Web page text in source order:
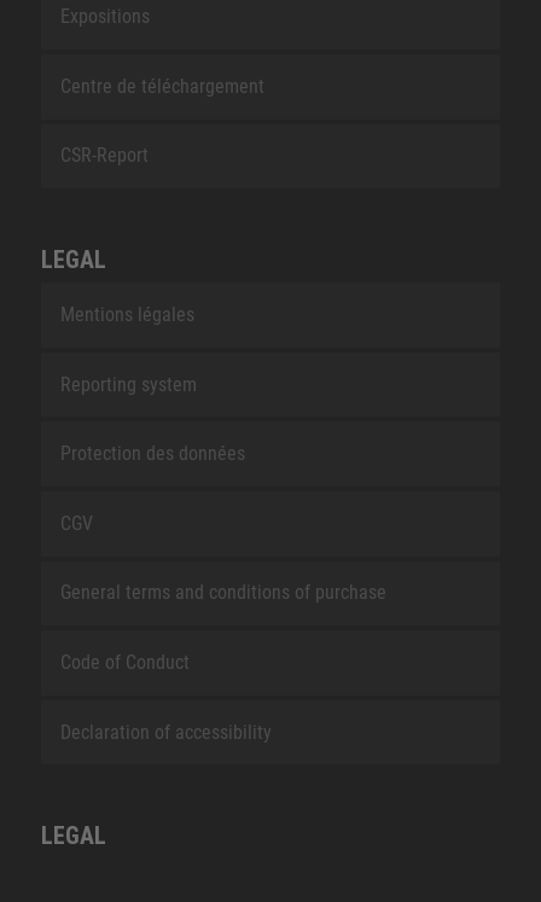
Expositions
Centre de téléchargement
CSR-Report
LEGAL
Mentions légales
Reporting system
Protection des données
CGV
General terms and conditions of purchase
Code of Conduct
Declaration of accessibility
LEGAL